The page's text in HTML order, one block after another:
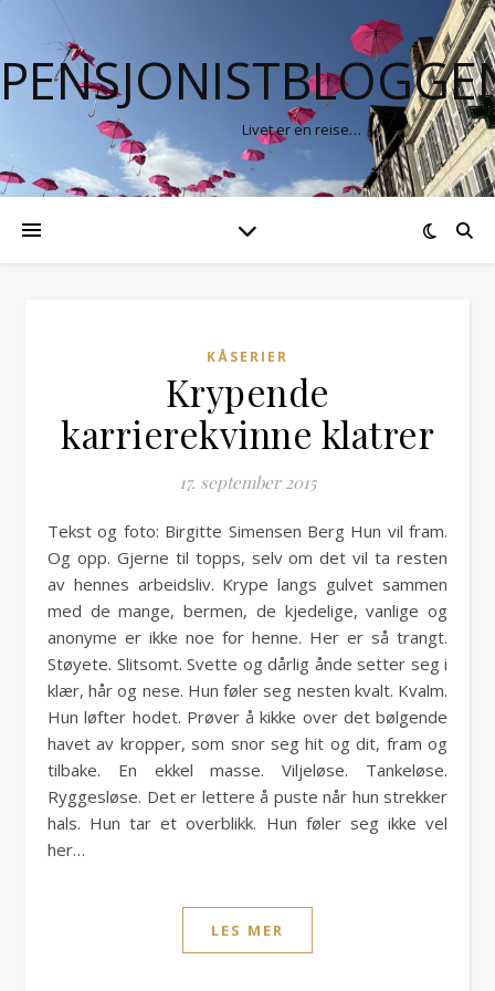
Livet er en reise…
KÅSERIER
Krypende
karrierekvinne klatrer
17. september 2015
Tekst og foto: Birgitte Simensen Berg Hun vil fram.
Og opp. Gjerne til topps, selv om det vil ta resten
av hennes arbeidsliv. Krype langs gulvet sammen
med de mange, bermen, de kjedelige, vanlige og
anonyme er ikke noe for henne. Her er så trangt.
Støyete. Slitsomt. Svette og dårlig ånde setter seg i
klær, hår og nese. Hun føler seg nesten kvalt. Kvalm.
Hun løfter hodet. Prøver å kikke over det bølgende
havet av kropper, som snor seg hit og dit, fram og
tilbake. En ekkel masse. Viljeløse. Tankeløse.
Ryggesløse. Det er lettere å puste når hun strekker
hals. Hun tar et overblikk. Hun føler seg ikke vel
her…
LES MER